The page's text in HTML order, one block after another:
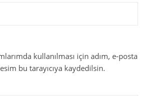
kullanılması için adım, e-posta
bu tarayıcıya kaydedilsin.